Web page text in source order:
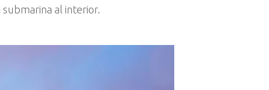
al interior.